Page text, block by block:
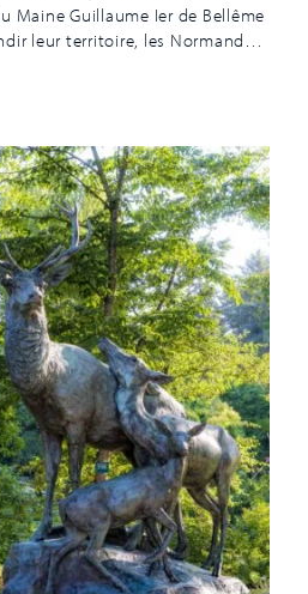
Maine Guillaume Ier de Bellême
leur territoire, les Normands
emparer en 1064. Réputée
25 fois de propriétaires